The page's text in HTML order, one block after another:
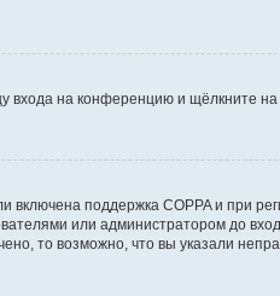
входа на конференцию и щёлкните на
поддержка COPPA и при
или администратором до
то возможно, что вы указали